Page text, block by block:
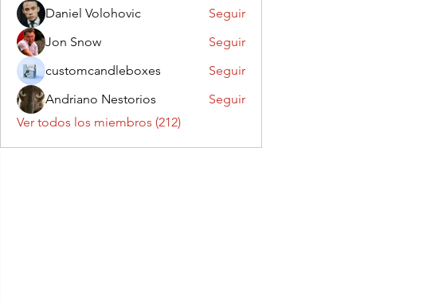
Daniel Volohovic
Seguir
Jon Snow
Seguir
customcandleboxes
Seguir
Andriano Nestorios
Seguir
Ver todos los miembros (212)